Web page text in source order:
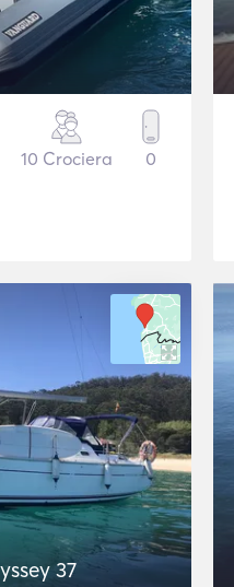
10 Crociera 0
37